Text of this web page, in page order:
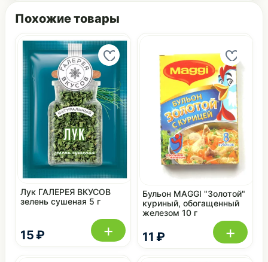
Похожие товары
15 ₽
Лук ГАЛЕРЕЯ ВКУСОВ
зелень сушеная 5 г
+ 11 ₽
Бульон MAGGI "Золотой"
куриный, обогащенный
железом 10 г
+